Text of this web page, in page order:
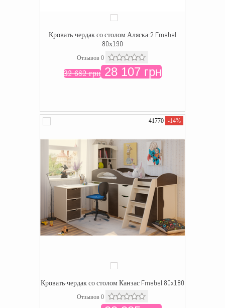
Кровать-чердак со столом Аляска-2 Fmebel
80х190
Отзывов 0
32 682 грн28 107 грн
41770 -14%
Кровать-чердак со столом Канзас Fmebel 80x180
Отзывов 0